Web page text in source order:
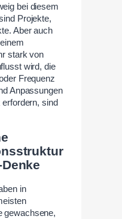
bei diesem
Projekte,
Aber auch
stark von
wird, die
Frequenz
Anpassungen
sind
in
gewachsene,